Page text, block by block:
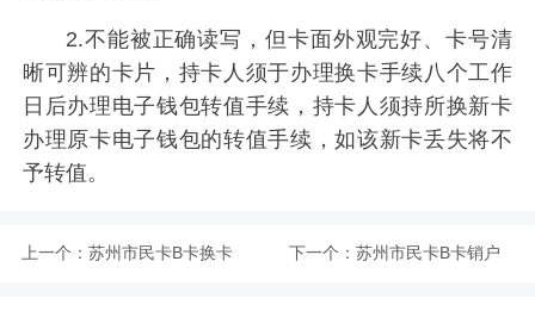
2.不能被正确读写，但卡面外观完好、卡号清
晰可辨的卡片，持卡人须于办理换卡手续八个工作
日后办理电子钱包转值手续，持卡人须持所换新卡
办理原卡电子钱包的转值手续，如该新卡丢失将不
予转值。
上一个： 苏州市民卡B卡换卡 下一个： 苏州市民卡B卡销户